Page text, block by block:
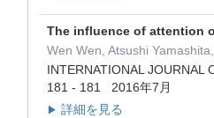
The influence of attention
Wen Wen, Atsushi
INTERNATIONAL JOURNAL
181 - 181 2016年7月
▶ 詳細を見る